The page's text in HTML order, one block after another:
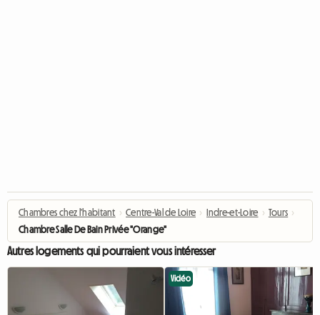
Chambres chez l'habitant › Centre-Val de Loire › Indre-et-Loire › Tours ›
Chambre Salle De Bain Privée "Orange"
Autres logements qui pourraient vous intéresser
Vidéo